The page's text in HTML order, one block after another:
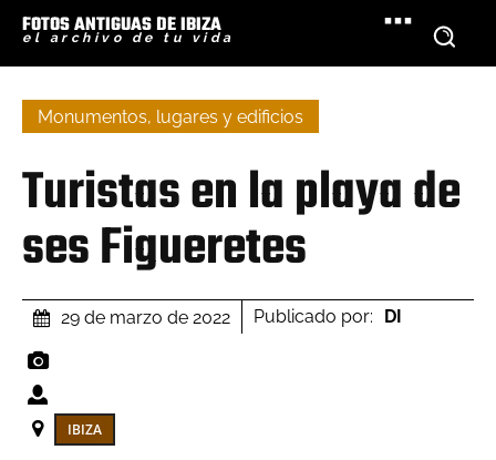
FOTOS ANTIGUAS DE IBIZA
el archivo de tu vida
Monumentos, lugares y edificios
Turistas en la playa de
ses Figueretes
29 de marzo de 2022 Publicado por: DI
IBIZA